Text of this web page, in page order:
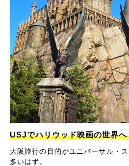
USJでハリウッド映画の世界へ
大阪旅行の目的がユニバーサル・
多いはず。